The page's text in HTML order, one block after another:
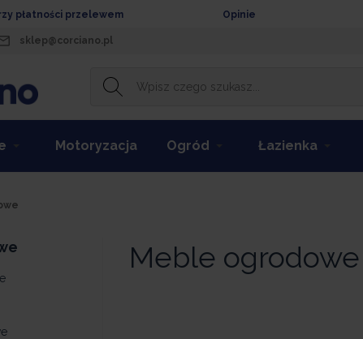
płatności przelewem Opinie
sklep@corciano.pl
Motoryzacja Ogród Łazienka
Meble ogrodowe